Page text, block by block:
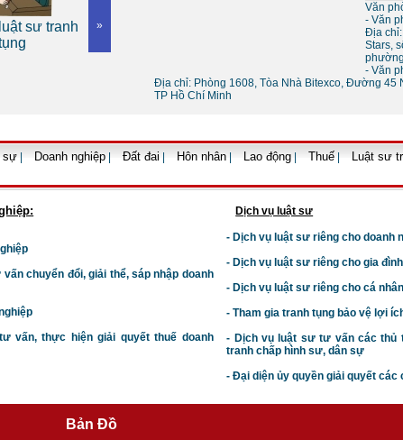
»
sư tranh
luật doanh nghiệp uy
Văn
- Văn
Địa chỉ:
Stars,
- Văn
Địa chỉ: Phòng 1608, Tòa Nhà Bitexco, Đường 45
TP Hồ Chí Minh
sự Doanh nghiệp Đất đai Hôn nhân Lao động Thuế Luật sư
vấn chuyển đổi, giải thể, sáp nhập doanh
vấn, thực hiện giải quyết thuế doanh
Dịch vụ luật sư
- Dịch vụ luật sư riêng cho doanh
- Dịch vụ luật sư riêng cho gia đình
- Dịch vụ luật sư riêng cho cá nhân
- Tham gia tranh tụng bảo vệ lợi
- Dịch vụ luật sư tư vấn các thủ
tranh chấp hình sư, dân sự
- Đại diện ủy quyền giải quyết các
Bản Đồ